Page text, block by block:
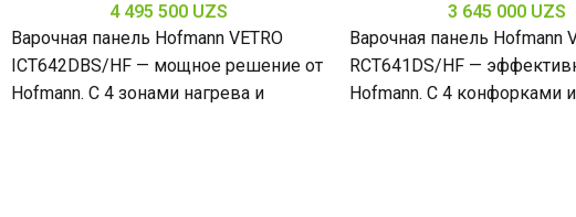
4 495 500 UZS
Варочная панель Hofmann VETRO
ICT642DBS/HF — мощное решение от
Hofmann. С 4 зонами нагрева и
3 645 000 UZS
Варочная панель Hofmann
RCT641DS/HF —
Hofmann. С 4 конфорками и